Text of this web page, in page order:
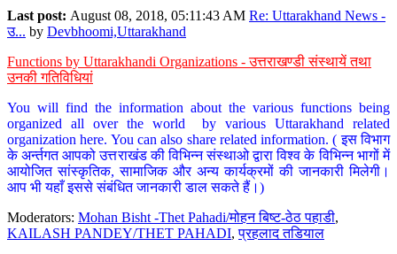
Last post: August 08, 2018, 05:11:43 AM Re: Uttarakhand News -
उ... by Devbhoomi,Uttarakhand
Functions by Uttarakhandi Organizations - उत्तराखण्डी संस्थायें तथा
उनकी गतिविधियां
You will find the information about the various functions being
organized all over the world by various Uttarakhand related
organization here. You can also share related information. ( इस विभाग
के अर्न्तगत आपको उत्तराखंड की विभिन्न संस्थाओ द्वारा विश्व के विभिन्न भागों में
आयोजित सांस्कृतिक, सामाजिक और अन्य कार्यक्रमों की जानकारी मिलेगी।
आप भी यहाँ इससे संबंधित जानकारी डाल सकते हैं।)
Moderators: Mohan Bisht -Thet Pahadi/मोहन बिष्ट-ठेठ पहाडी,
KAILASH PANDEY/THET PAHADI,प्रहलाद तडियाल